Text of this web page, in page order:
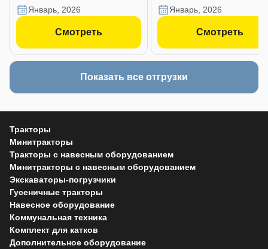
январь, 2026
Смотреть
январь, 2026
Смотреть
Показать все отгрузки
Тракторы
Минитракторы
Тракторы с навесным оборудованием
Минитракторы с навесным оборудованием
Экскаваторы-погрузчики
Гусеничные тракторы
Навесное оборудование
Коммунальная техника
Комплект для катков
Дополнительное оборудование